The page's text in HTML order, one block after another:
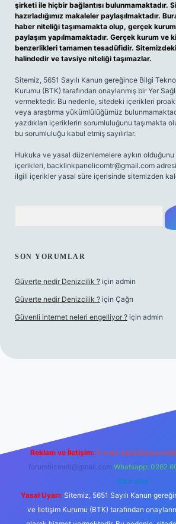
şirketi ile hiçbir bağlantısı bulunmamaktadır.
hazırladığımız makaleler paylaşılmaktadır.
haber niteliği taşımamakta olup, gerçek
paylaşım yapılmamaktadır. Gerçek kurum ve
benzerlikleri tamamen tesadüfidir.
halindedir ve tavsiye niteliği taşımazlar.
Sitemiz, 5651 Sayılı Kanun gereğince Bilgi
Kurumu (BTK) tarafından onaylanmış bir Yer
vermektedir. Bu nedenle, sitedeki içerikleri
veya araştırma yükümlülüğümüz
yazdıkları içeriklerin sorumluluğunu taşımakta
bu sorumluluğu kabul etmiş sayılırlar.
Hukuka ve yasal düzenlemelere aykırı
içerikleri, backlinkpanelicomtr@gmail.com
ilgili içerikler yasal süre içerisinde sitemizden
SON YORUMLAR
Güverte nedir Denizcilik ? için admin
Güverte nedir Denizcilik ? için Çağrı
Güvenli internet neleri engelliyor ? için admin
Reklam ve İletişim: E-mail:
forumhizmeti@gmail.com Whatsapp: 0262
@karabul
Yasal Uyarı: Sitemiz, 5651 Sayılı Kanun
ve İletişim Kurumu (BTK) tarafından